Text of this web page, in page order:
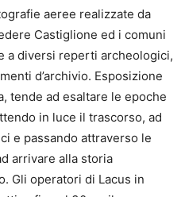
aeree realizzate da
Castiglione ed i comuni
a diversi reperti archeologici,
d’archivio. Esposizione
tende ad esaltare le epoche
in luce il trascorso, ad
e passando attraverso le
arrivare alla storia
Gli operatori di Lacus in